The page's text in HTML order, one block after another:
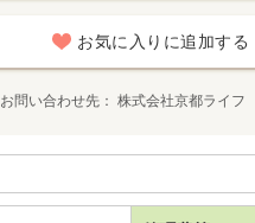
お気に入りに追加する
お問い合わせ先 株式会社京都ライ